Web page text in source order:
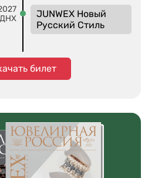
JUNWEX Новый
Русский Стиль
билет